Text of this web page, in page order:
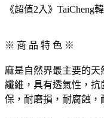
《超值2入》TaiCheng
※ 商 品 特 色 ※
麻是自然界最主要的
纖維，具有透氣性，
保，耐磨損，耐腐蝕，